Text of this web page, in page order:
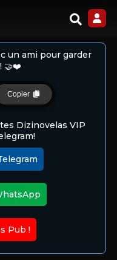
un ami pour garder
🤝❤️
Copier
Dizinovelas VIP
Pub !